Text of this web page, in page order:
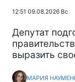
12:51 09.08.2026 Вс
Депутат
выразить
МАРИЯ